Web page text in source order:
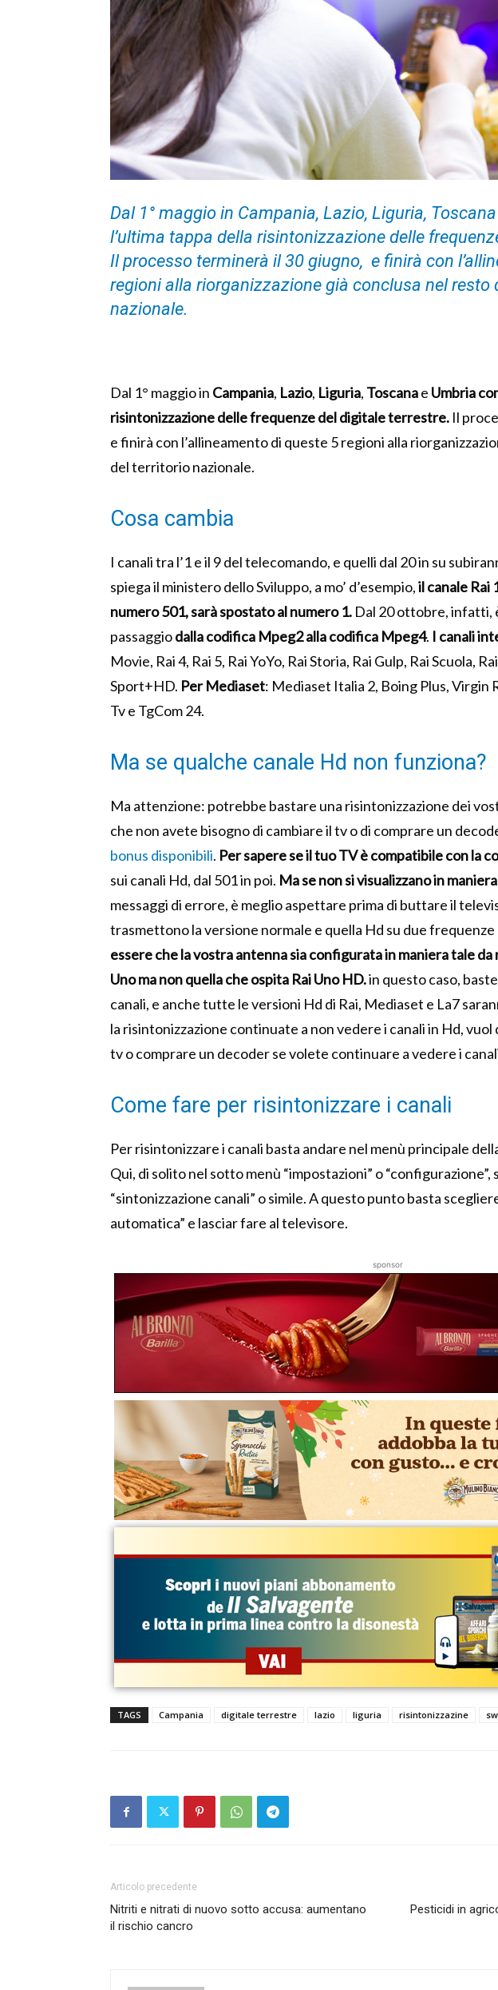
Dal 1° maggio in Campania, Lazio, Liguria,
l’ultima tappa della risintonizzazione delle
Il processo terminerà il 30 giugno, e finirà con
regioni alla riorganizzazione già conclusa nel resto
nazionale.
Dal 1° maggio in Campania, Lazio, Liguria, Toscanae Umbria
risintonizzazione delle frequenze del digitale terrestre. Il
e finirà con l’allineamento di queste 5 regioni alla
del territorio nazionale.
Cosa cambia
I canali tra l’1 e il 9 del telecomando, e quelli dal 20 in su
spiega il ministero dello Sviluppo, a mo’ d’esempio,il canale Rai
numero 501, sarà spostato al numero 1. Dal 20 ottobre, infatti,
passaggiodalla codifica Mpeg2 alla codifica Mpeg4. I canali
Movie, Rai 4, Rai 5, Rai YoYo, Rai Storia, Rai Gulp, Rai Scuola,
Sport+HD. Per Mediaset: Mediaset Italia 2, Boing Plus, Virgin
Tv e TgCom 24.
Ma se qualche canale Hd non funziona?
Ma attenzione: potrebbe bastare una risintonizzazione dei
che non avete bisogno di cambiare il tv o di comprare un
bonus disponibili. Per sapereseil tuo TV è compatibile con la
sui canali Hd, dal 501 in poi. Ma senon si visualizzano in
messaggi di errore, è meglio aspettare prima di buttare il
trasmettono la versione normale e quella Hd su due frequenze
essere che la vostra antenna sia configurata in maniera tale
Uno ma non quella che ospita Rai Uno HD.in questo caso,
canali, e anche tutte le versioni Hd di Rai, Mediaset e La7
la risintonizzazione continuate a non vedere i canali in Hd,
tv o comprare un decoder se volete continuare a vedere i
Come fare per risintonizzare i canali
Per risintonizzare i canali basta andare nel menù principale
Qui, di solito nel sotto menù “impostazioni” o “configurazione”,
“sintonizzazione canali” o simile. A questo punto basta
automatica” e lasciar fare al televisore.
sponsor
TAGS Campania digitale terrestre lazio liguria risintonizzazine
Articolo precedente
Nitriti e nitrati di nuovo sotto accusa: aumentano
il rischio cancro
Pesticidi in